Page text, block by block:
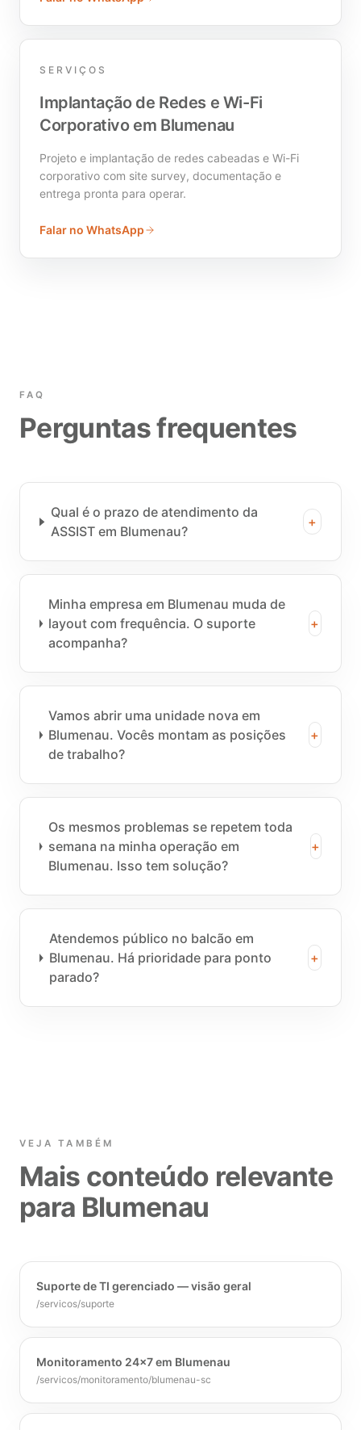
SERVIÇOS
Implantação de Redes e Wi-Fi
Corporativo em Blumenau
Projeto e implantação de redes cabeadas e Wi-Fi
corporativo com site survey, documentação e
entrega pronta para operar.
Falar no WhatsApp
FAQ
Perguntas frequentes
Qual é o prazo de atendimento da
ASSIST em Blumenau?
+
Minha empresa em Blumenau muda de
layout com frequência. O suporte
acompanha?
+
Vamos abrir uma unidade nova em
Blumenau. Vocês montam as posições
de trabalho?
+
Os mesmos problemas se repetem toda
semana na minha operação em
Blumenau. Isso tem solução?
+
Atendemos público no balcão em
Blumenau. Há prioridade para ponto
parado?
+
VEJA TAMBÉM
Mais conteúdo relevante
para Blumenau
Suporte de TI gerenciado — visão geral
/servicos/suporte
Monitoramento 24x7 em Blumenau
/servicos/monitoramento/blumenau-sc